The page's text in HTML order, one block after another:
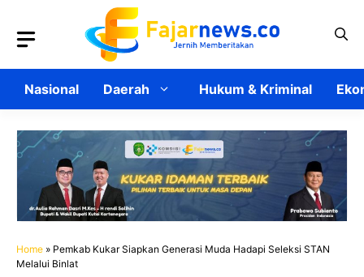
Nasional Daerah Hukum & Kriminal
Home » Pemkab Kukar Siapkan Generasi Muda Hadapi Seleksi STAN
Melalui Binlat